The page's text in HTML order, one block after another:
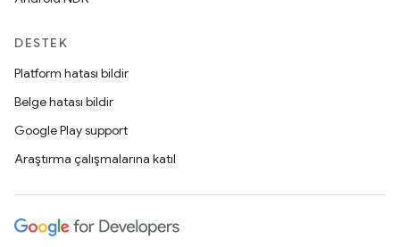
DESTEK
Platform hatası bildir
Belge hatası bildir
Google Play support
Araştırma çalışmalarına katıl